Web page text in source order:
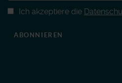
Ich akzeptiere die
ABONNIEREN